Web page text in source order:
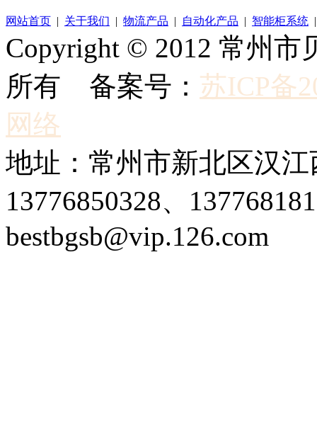
网站首页 | 关于我们 | 物流产品 | 自动化产品 | 智能柜系统
Copyright © 2012 常州
所有 备案号： 苏ICP备
网络
地址：常州市新北区汉
13776850328、
bestbgsb@vip.126.com